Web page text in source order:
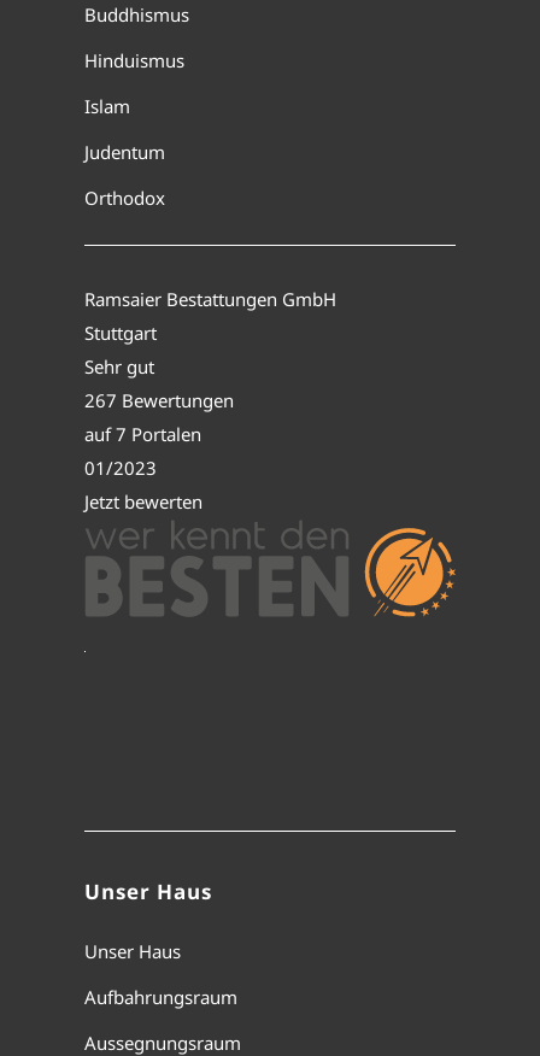
Buddhismus
Hinduismus
Islam
Judentum
Orthodox
Ramsaier Bestattungen GmbH
Stuttgart
Sehr gut
267 Bewertungen
auf 7 Portalen
01/2023
Jetzt bewerten
Unser Haus
Unser Haus
Aufbahrungsraum
Aussegnungsraum